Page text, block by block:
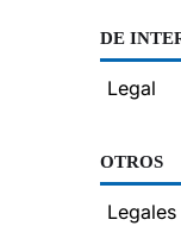
DE
Legal
OTROS
Legales